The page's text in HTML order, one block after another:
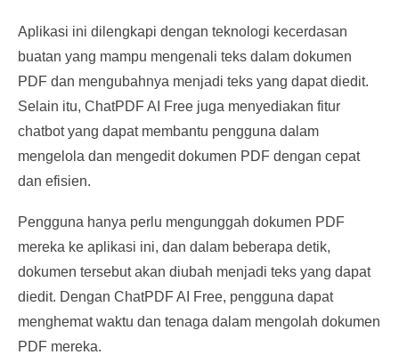
Aplikasi ini dilengkapi dengan teknologi kecerdasan
buatan yang mampu mengenali teks dalam dokumen
PDF dan mengubahnya menjadi teks yang dapat diedit.
Selain itu, ChatPDF AI Free juga menyediakan fitur
chatbot yang dapat membantu pengguna dalam
mengelola dan mengedit dokumen PDF dengan cepat
dan efisien.
Pengguna hanya perlu mengunggah dokumen PDF
mereka ke aplikasi ini, dan dalam beberapa detik,
dokumen tersebut akan diubah menjadi teks yang dapat
diedit. Dengan ChatPDF AI Free, pengguna dapat
menghemat waktu dan tenaga dalam mengolah dokumen
PDF mereka.